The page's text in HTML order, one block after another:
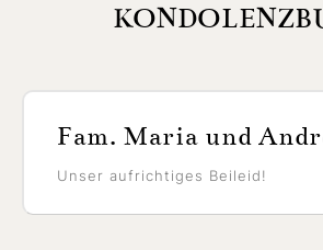
Fam. Maria und
Unser aufrichtiges Beileid!